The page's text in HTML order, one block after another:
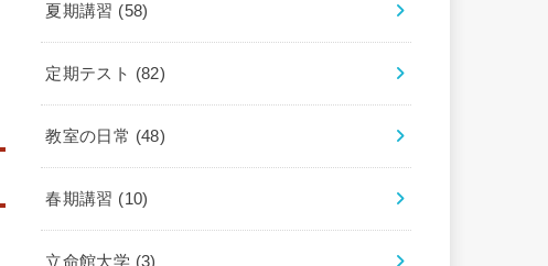
夏期講習 (58)
定期テスト (82)
教室の日常 (48)
春期講習 (10)
立命館大学 (3)